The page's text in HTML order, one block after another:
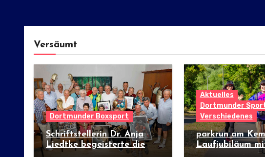
Versäumt
Dortmunder Boxsport
Schriftstellerin Dr. Anja
Liedtke begeisterte die
DBS-Boxer beim 167.
Aktuelles
Dortmunder
Verschiedenes
parkrun am
Laufjubiläum
internationalem